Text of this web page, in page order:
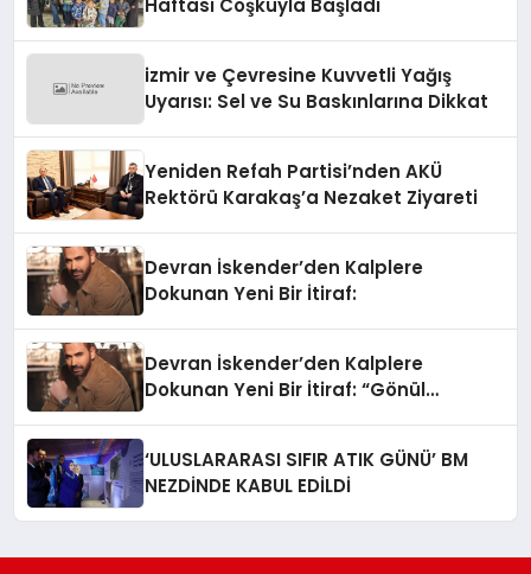
Haftası Coşkuyla Başladı
izmir ve Çevresine Kuvvetli Yağış
Uyarısı: Sel ve Su Baskınlarına Dikkat
Yeniden Refah Partisi’nden AKÜ
Rektörü Karakaş’a Nezaket Ziyareti
Devran İskender’den Kalplere
Dokunan Yeni Bir İtiraf:
Devran İskender’den Kalplere
Dokunan Yeni Bir İtiraf: “Gönül
‘ULUSLARARASI SIFIR ATIK GÜNÜ’ BM
NEZDİNDE KABUL EDİLDİ